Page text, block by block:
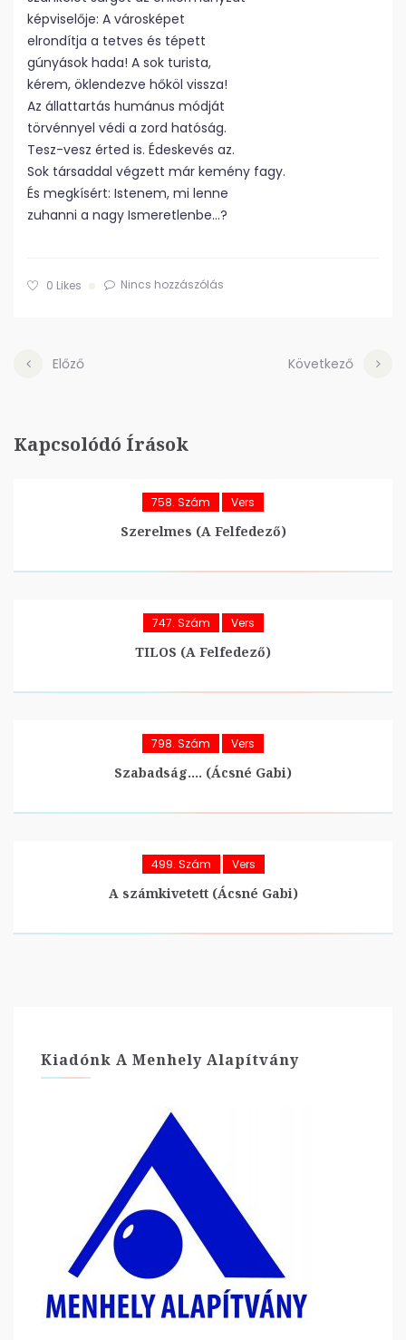
képviselője: A városképet
elrondítja a tetves és tépett
gúnyások hada! A sok turista,
kérem, öklendezve hőköl vissza!
Az állattartás humánus módját
törvénnyel védi a zord hatóság.
Tesz-vesz érted is. Édeskevés az.
Sok társaddal végzett már kemény fagy.
És megkísért: Istenem, mi lenne
zuhanni a nagy Ismeretlenbe…?
0 Likes Nincs hozzászólás
Előző Következő
Kapcsolódó Írások
758. Szám Vers
Szerelmes (A Felfedező)
747. Szám Vers
TILOS (A Felfedező)
798. Szám Vers
Szabadság…. (Ácsné Gabi)
499. Szám Vers
A számkivetett (Ácsné Gabi)
Kiadónk A Menhely Alapítvány